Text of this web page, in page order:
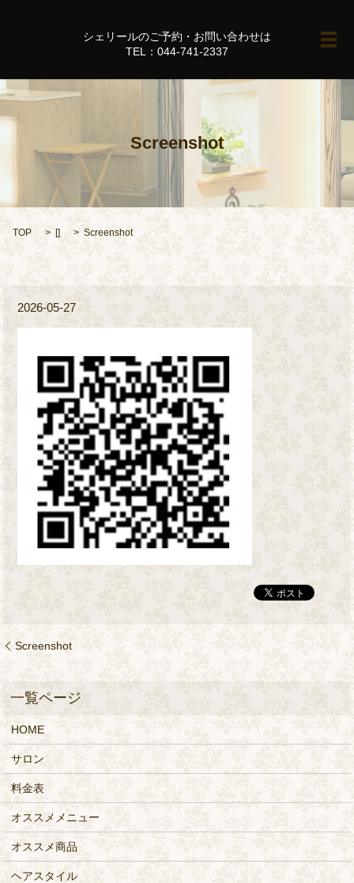
メ
シェリールのご予約・お問い合わせは
TEL：044-741-2337
Screenshot
TOP [] Screenshot
2026-05-27
Screenshot
HOME
サロン
料金表
オススメメニュー
オススメ商品
ヘアスタイル